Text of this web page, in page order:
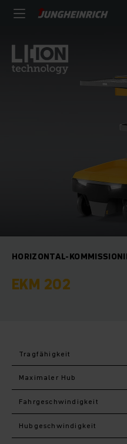
HORIZONTAL-
EKM 202
Tragfähigkeit
Maximaler Hub
Fahr­geschwindigkeit
Hub­geschwindigkeit